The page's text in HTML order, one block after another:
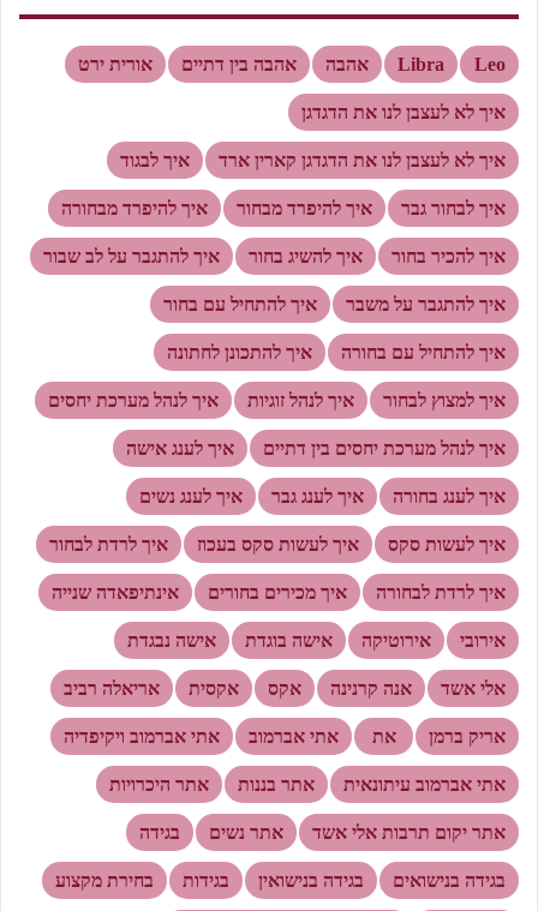
Leo
Libra אהבה אהבה בין דתיים אורית ירט
איך לא לעצבן לנו את הדגדגן
איך לא לעצבן לנו את הדגדגן קארין ארד איך לבגוד
איך לבחור גבר איך להיפרד מבחור איך להיפרד מבחורה
איך להכיר בחור איך להשיג בחור איך להתגבר על לב שבור
איך להתגבר על משבר איך להתחיל עם בחור
איך להתחיל עם בחורה איך להתכונן לחתונה
איך למצוץ לבחור איך לנהל זוגיות איך לנהל מערכת יחסים
איך לנהל מערכת יחסים בין דתיים איך לענג אישה
איך לענג בחורה איך לענג גבר איך לענג נשים
איך לעשות סקס איך לעשות סקס בעכוז איך לרדת לבחור
איך לרדת לבחורה איך מכירים בחורים אינתיפאדה שנייה
אירובי אירוטיקה אישה בוגדת אישה נבגדת
אלי אשד אנה קרנינה אקס אקסית אריאלה רביב
אריק ברמן את אתי אברמוב אתי אברמוב ויקיפדיה
אתי אברמוב עיתונאית אתר בננות אתר היכרויות
אתר יקום תרבות אלי אשד אתר נשים בגידה
בגידה בנישואים בגידה בנישואין בגידות בחירת מקצוע